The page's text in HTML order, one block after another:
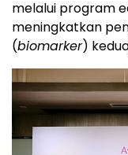
melalui program
meningkatkan
(biomarker)